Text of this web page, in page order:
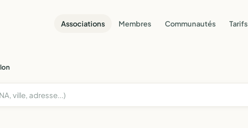
Associations Membres Communautés Tarifs